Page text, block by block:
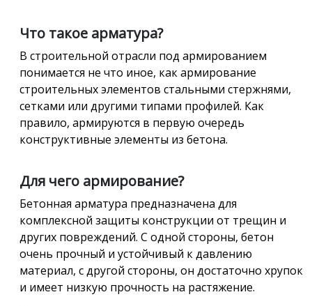
Что такое арматура?
В строительной отрасли под армированием
понимается не что иное, как армирование
строительных элементов стальными стержнями,
сетками или другими типами профилей. Как
правило, армируются в первую очередь
конструктивные элементы из бетона.
Для чего армирование?
Бетонная арматура предназначена для
комплексной защиты конструкции от трещин и
других повреждений. С одной стороны, бетон
очень прочный и устойчивый к давлению
материал, с другой стороны, он достаточно хрупок
и имеет низкую прочность на растяжение.